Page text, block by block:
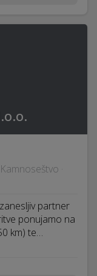
·
partner
ponujamo na
km) te…